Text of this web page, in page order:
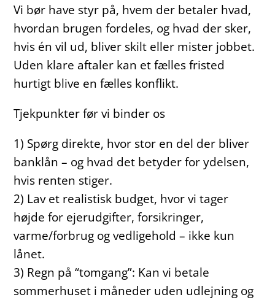
Vi bør have styr på, hvem der betaler hvad,
hvordan brugen fordeles, og hvad der sker,
hvis én vil ud, bliver skilt eller mister jobbet.
Uden klare aftaler kan et fælles fristed
hurtigt blive en fælles konflikt.
Tjekpunkter før vi binder os
1) Spørg direkte, hvor stor en del der bliver
banklån – og hvad det betyder for ydelsen,
hvis renten stiger.
2) Lav et realistisk budget, hvor vi tager
højde for ejerudgifter, forsikringer,
varme/forbrug og vedligehold – ikke kun
lånet.
3) Regn på “tomgang”: Kan vi betale
sommerhuset i måneder uden udlejning og